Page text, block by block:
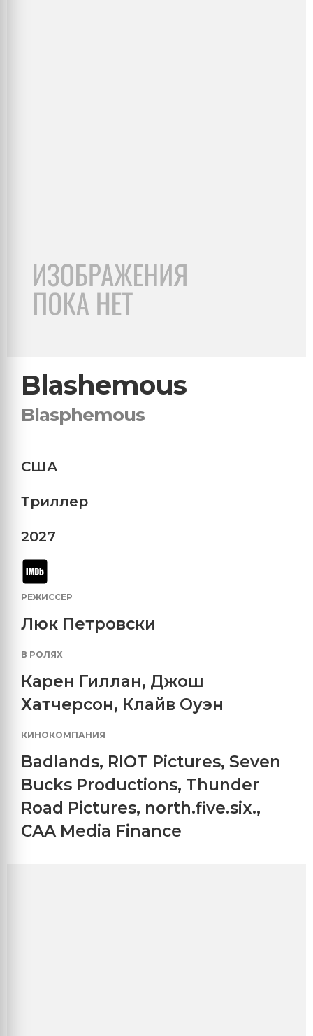
Blashemous
Blasphemous
США
Триллер
2027
РЕЖИССЕР
Люк Петровски
В РОЛЯХ
Карен Гиллан, Джош
Хатчерсон, Клайв Оуэн
КИНОКОМПАНИЯ
Badlands, RIOT Pictures, Seven
Bucks Productions, Thunder
Road Pictures, north.five.six.,
CAA Media Finance